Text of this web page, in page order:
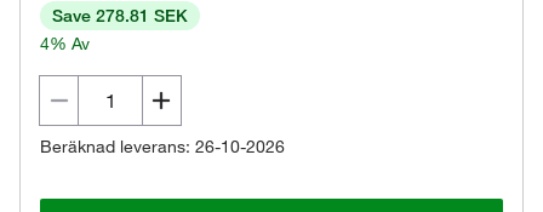
Save 278.81 SEK
4% Av
Beräknad leverans: 26-10-2026